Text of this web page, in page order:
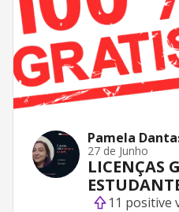
Pamela
27 de Junho
LICENÇAS
11 positive